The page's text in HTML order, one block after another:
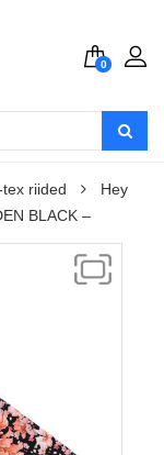
0
riided
Hey
BLACK –